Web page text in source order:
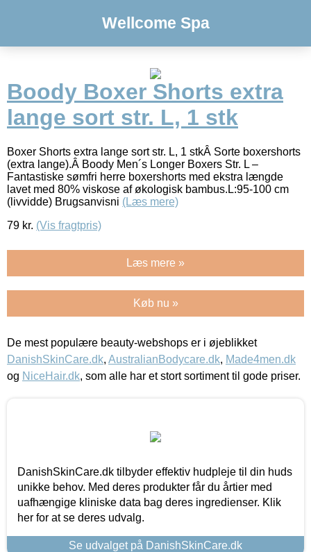
Wellcome Spa
Boody Boxer Shorts extra
lange sort str. L, 1 stk
Boxer Shorts extra lange sort str. L, 1 stkÂ Sorte boxershorts
(extra lange).Â Boody Men´s Longer Boxers Str. L –
Fantastiske sømfri herre boxershorts med ekstra længde
lavet med 80% viskose af økologisk bambus.L:95-100 cm
(livvidde) Brugsanvisni (Læs mere)
79 kr. (Vis fragtpris)
Læs mere »
Køb nu »
De mest populære beauty-webshops er i øjeblikket
DanishSkinCare.dk, AustralianBodycare.dk, Made4men.dk
og NiceHair.dk, som alle har et stort sortiment til gode priser.
DanishSkinCare.dk tilbyder effektiv hudpleje til din huds
unikke behov. Med deres produkter får du årtier med
uafhængige kliniske data bag deres ingredienser. Klik
her for at se deres udvalg.
Se udvalget på DanishSkinCare.dk